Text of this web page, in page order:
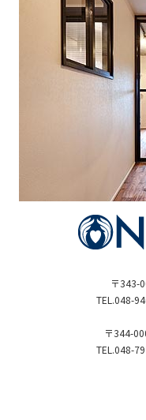
〒343-
TEL.048-
〒344-
TEL.048-